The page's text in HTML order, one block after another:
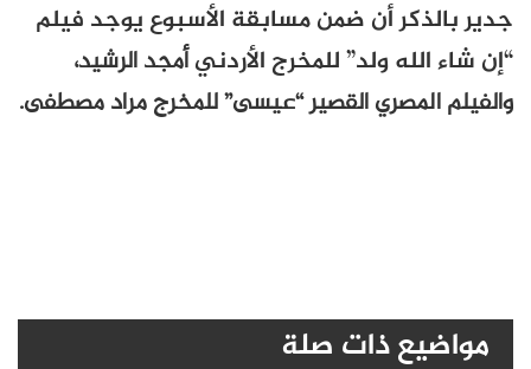
جدير بالذكر أن ضمن مسابقة الأسبوع يوجد فيلم
“إن شاء الله ولد” للمخرج الأردنيأمجد الرشيد،
والفيلم المصري القصير “عيسى” للمخرج مراد مصطفى.
مواضيع ذات صلة